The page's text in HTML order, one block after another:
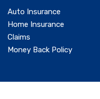
Auto Insurance
Home Insurance
Claims
Money Back Policy